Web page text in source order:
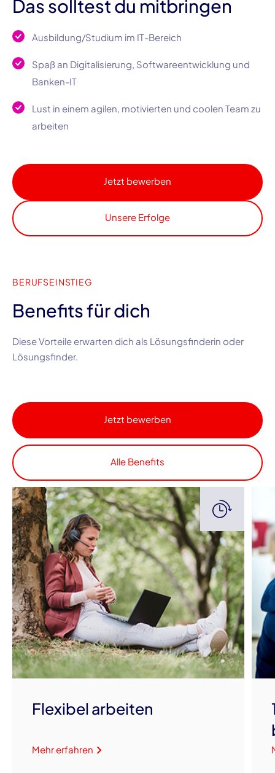
Das solltest du mitbringen
Ausbildung/Studium im IT-Bereich
Spaß an Digitalisierung, Softwareentwicklung und
Banken-IT
Lust in einem agilen, motivierten und coolen Team zu
arbeiten
Jetzt bewerben
Unsere Erfolge
BERUFSEINSTIEG
Benefits für dich
Diese Vorteile erwarten dich als Lösungsfinderin oder
Lösungsfinder.
Jetzt bewerben
Alle Benefits
Flexibel arbeiten
Mehr erfahren